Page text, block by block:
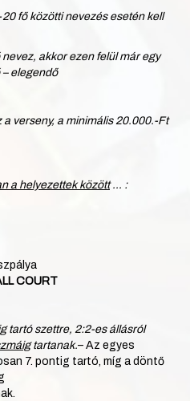
közötti nevezés esetén kell
akkor ezen felül már egy
– elegendő
a minimális 20.000.-Ft
a helyezettek között… :
COURT
tartó szettre, 2:2-es állásról
tartanak.– Az egyes
7. pontig tartó, míg a döntő